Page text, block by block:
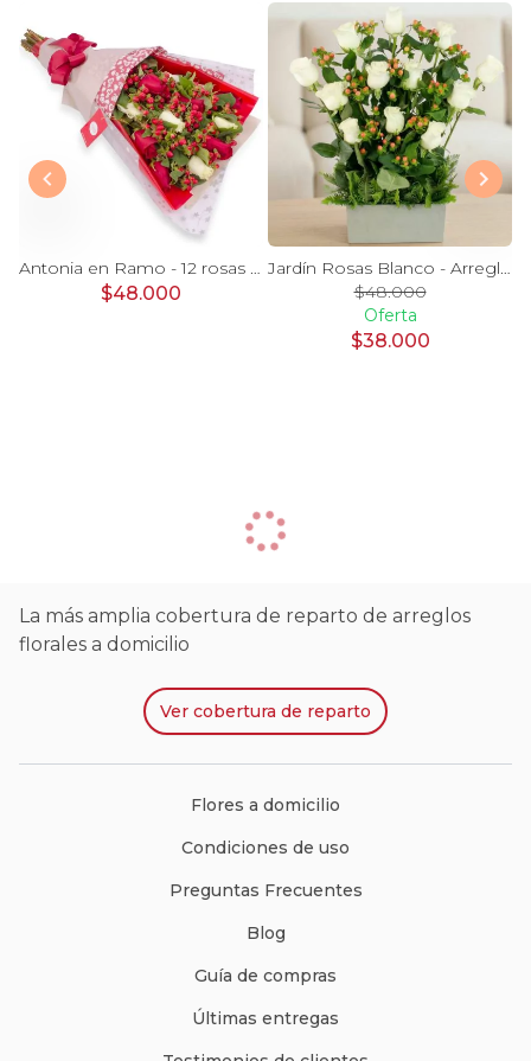
Antonia en Ramo - 12 rosas mix blanco y rojo con hypericum
$48.000
Jardín Rosas Blanco - Arreglo 12 rosas blanco e hypericum
$48.000
Oferta
$38.000
La más amplia cobertura de reparto de arreglos
florales a domicilio
Ver cobertura de reparto
Flores a domicilio
Condiciones de uso
Preguntas Frecuentes
Blog
Guía de compras
Últimas entregas